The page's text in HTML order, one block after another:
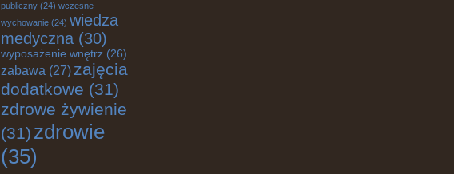
publiczny (24) wczesne
wychowanie (24) wiedza
medyczna (30)
wyposażenie wnętrz (26)
zabawa (27)zajęcia
dodatkowe (31)
zdrowe żywienie
(31) zdrowie
(35)